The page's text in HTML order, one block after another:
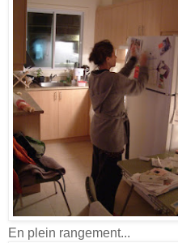
En plein rangement...